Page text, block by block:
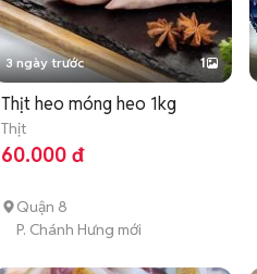
3 ngày trước 1
Thịt heo móng heo 1kg
Thịt
60.000 đ
Quận 8
P. Chánh Hưng mới